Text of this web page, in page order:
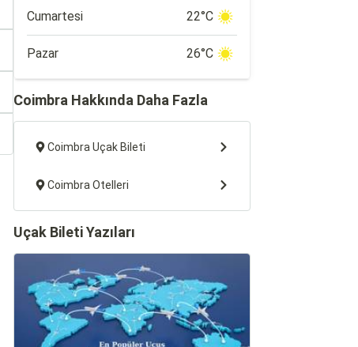
Cumartesi 22°C
Pazar 26°C
Coimbra Hakkında Daha Fazla
Coimbra Uçak Bileti
Coimbra Otelleri
Uçak Bileti Yazıları